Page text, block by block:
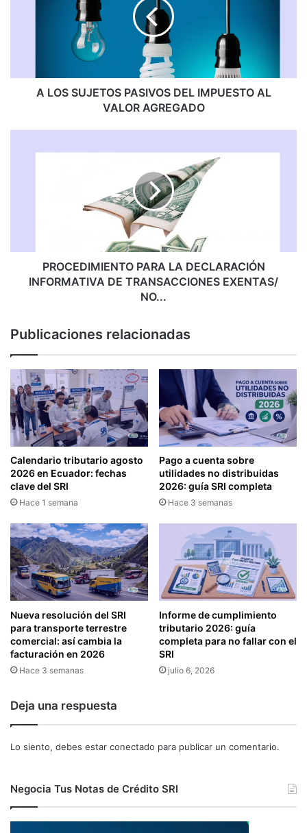
AGREGADO
A LOS SUJETOS PASIVOS DEL IMPUESTO AL
VALOR AGREGADO
NO...
PROCEDIMIENTO PARA LA DECLARACIÓN
INFORMATIVA DE TRANSACCIONES EXENTAS/
NO...
Publicaciones relacionadas
Calendario tributario agosto
2026 en Ecuador: fechas
clave del SRI
Hace 1 semana
Pago a cuenta sobre
utilidades no distribuidas
2026: guía SRI completa
Hace 3 semanas
Nueva resolución del SRI
para transporte terrestre
comercial: así cambia la
facturación en 2026
Hace 3 semanas
Informe de cumplimiento
tributario 2026: guía
completa para no fallar con el
SRI
julio 6, 2026
Deja una respuesta
Lo siento, debes estar conectado para publicar un comentario.
Negocia Tus Notas de Crédito SRI